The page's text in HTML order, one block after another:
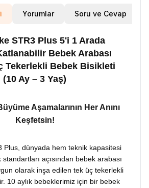
Yorumlar Soru ve Cevap
STR3 Plus 5'i 1 Arada
Bebek Arabası
Tekerlekli Bebek Bisikleti
(10 Ay – 3 Yaş)
Aşamalarının Her Anını
Keşfetsin!
Plus, dünyada hem teknik kapasitesi
açısından bebek arabası
olarak inşa edilen tek üç tekerlekli
10 aylık bebeklerimiz için bir bebek